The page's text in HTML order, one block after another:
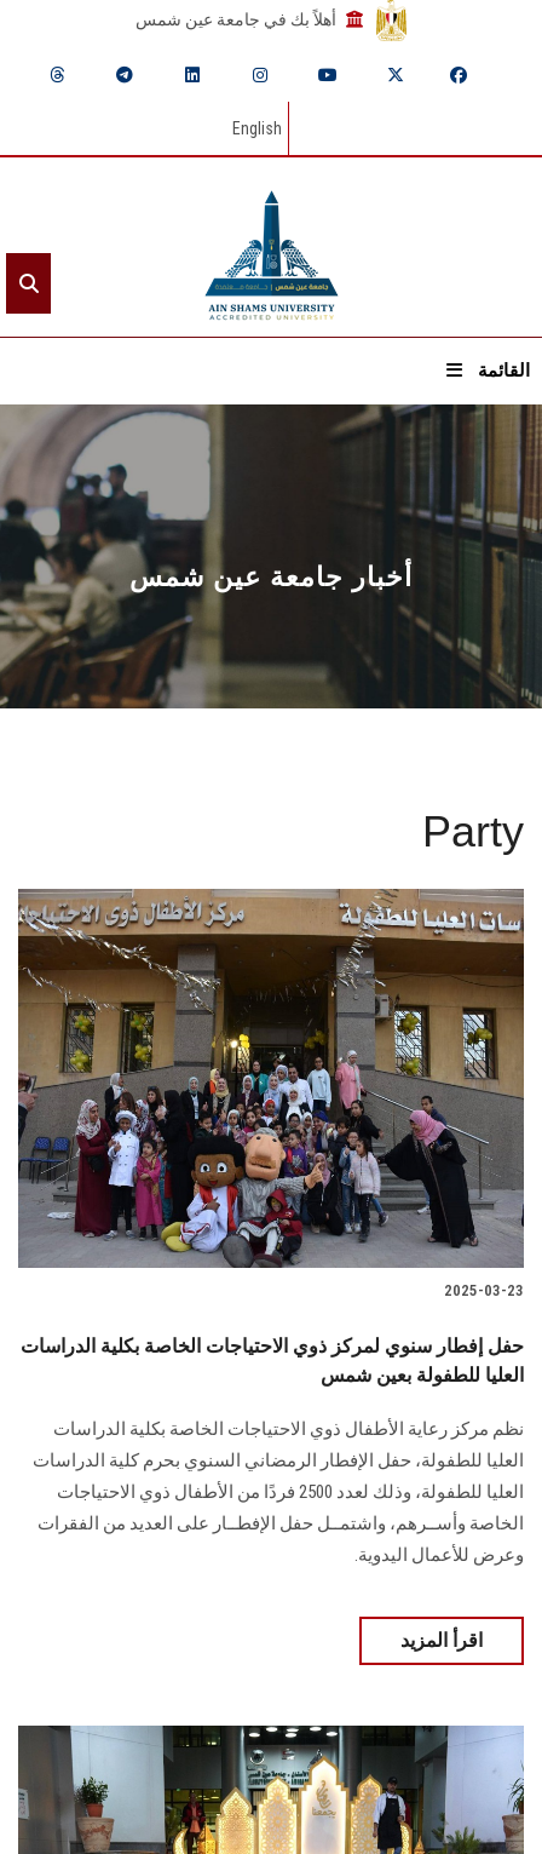
أهلاً بك في جامعة عين شمس
English
القائمة
الرئيسيـة
عن الجامعة
القطاعـات
الشئون الأكاديمية
البحث العلمي
الأنظمة الذكية
الإعلام
تواصل معنا
الطلاب
هيئة التدريس
الدراسات العليا
الزائـرون
سجل الان
أخبار جامعة عين شمس
Party
2025-03-23
حفل إفطار سنوي لمركز ذوي الاحتياجات الخاصة بكلية الدراسات
العليا للطفولة بعين شمس
نظم مركز رعاية الأطفال ذوي الاحتياجات الخاصة بكلية الدراسات
العليا للطفولة، حفل الإفطار الرمضاني السنوي بحرم كلية الدراسات
العليا للطفولة، وذلك لعدد 2500 فردًا من الأطفال ذوي الاحتياجات
الخاصة وأســرهم، واشتمــل حفل الإفطــار على العديد من الفقرات
وعرض للأعمال اليدوية.
اقرأ المزيد